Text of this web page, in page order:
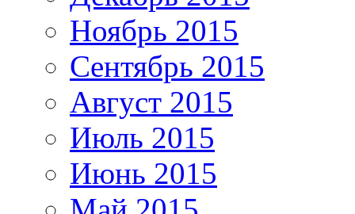
Ноябрь 2015
Сентябрь 2015
Август 2015
Июль 2015
Июнь 2015